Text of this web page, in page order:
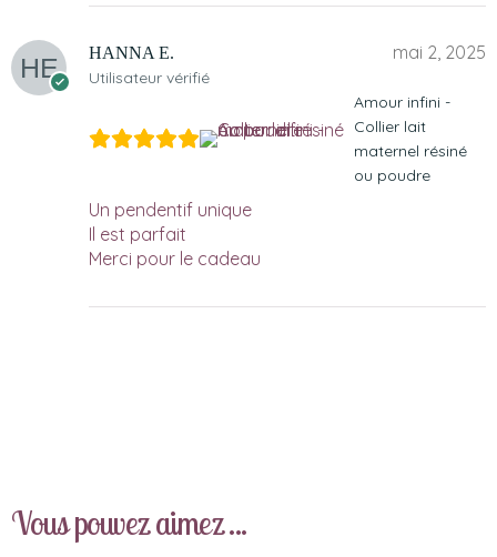
HANNA E.
Utilisateur vérifié
mai 2, 2025
Amour infini -
Collier lait
maternel résiné
ou poudre
Un pendentif unique
Il est parfait
Merci pour le cadeau
Vous pouvez aimez ...